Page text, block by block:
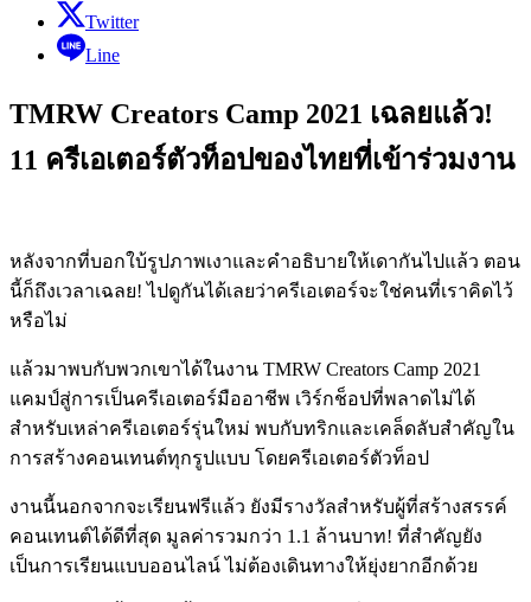
Twitter
Line
TMRW Creators Camp 2021 เฉลยแล้ว!
11 ครีเอเตอร์ตัวท็อปของไทยที่เข้าร่วมงาน
หลังจากที่บอกใบ้รูปภาพเงาและคำอธิบายให้เดากันไปแล้ว ตอน
นี้ก็ถึงเวลาเฉลย! ไปดูกันได้เลยว่าครีเอเตอร์จะใช่คนที่เราคิดไว้
หรือไม่
แล้วมาพบกับพวกเขาได้ในงาน TMRW Creators Camp 2021
แคมป์สู่การเป็นครีเอเตอร์มืออาชีพ เวิร์กช็อปที่พลาดไม่ได้
สำหรับเหล่าครีเอเตอร์รุ่นใหม่ พบกับทริกและเคล็ดลับสำคัญใน
การสร้างคอนเทนต์ทุกรูปแบบ โดยครีเอเตอร์ตัวท็อป
งานนี้นอกจากจะเรียนฟรีแล้ว ยังมีรางวัลสำหรับผู้ที่สร้างสรรค์
คอนเทนต์ได้ดีที่สุด มูลค่ารวมกว่า 1.1 ล้านบาท! ที่สำคัญยัง
เป็นการเรียนแบบออนไลน์ ไม่ต้องเดินทางให้ยุ่งยากอีกด้วย